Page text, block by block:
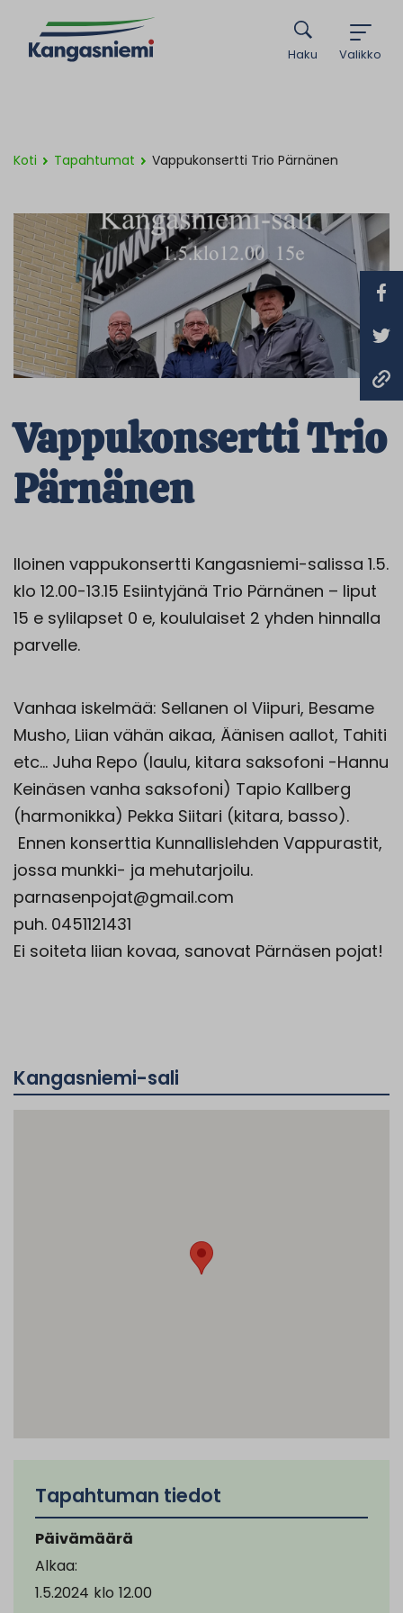
Valikko
Haku
Koti Tapahtumat Vappukonsertti Trio Pärnänen
Vappukonsertti Trio
Pärnänen
Iloinen vappukonsertti Kangasniemi-salissa 1.5.
klo 12.00-13.15 Esiintyjänä Trio Pärnänen – liput
15 e sylilapset 0 e, koululaiset 2 yhden hinnalla
parvelle.
Vanhaa iskelmää: Sellanen ol Viipuri, Besame
Musho, Liian vähän aikaa, Äänisen aallot, Tahiti
etc… Juha Repo (laulu, kitara saksofoni -Hannu
Keinäsen vanha saksofoni) Tapio Kallberg
(harmonikka) Pekka Siitari (kitara, basso).
Ennen konserttia Kunnallislehden Vappurastit,
jossa munkki- ja mehutarjoilu.
parnasenpojat@gmail.com
puh. 0451121431
Ei soiteta liian kovaa, sanovat Pärnäsen pojat!
Kangasniemi-sali
Tapahtuman tiedot
Päivämäärä
Alkaa:
1.5.2024 klo 12.00